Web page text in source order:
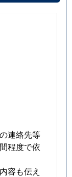
連絡先等
程度で依
容も伝え